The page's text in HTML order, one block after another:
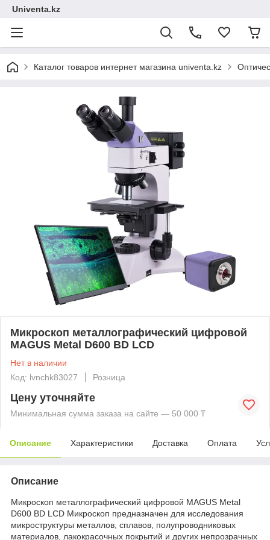
Univenta.kz
Каталог товаров интернет магазина univenta.kz
Микроскоп металлографический цифровой
MAGUS Metal D600 BD LCD
Нет в наличии
Код: lvnchk83027
Розница
Цену уточняйте
Минимальная сумма заказа на сайте — 50 000 ₸
Описание Характеристики Доставка Оплата
Описание
Микроскоп металлографический цифровой MAGUS Metal
D600 BD LCD Микроскоп предназначен для исследования
микроструктуры металлов, сплавов, полупроводниковых
материалов, лакокрасочных покрытий и других непрозрачных